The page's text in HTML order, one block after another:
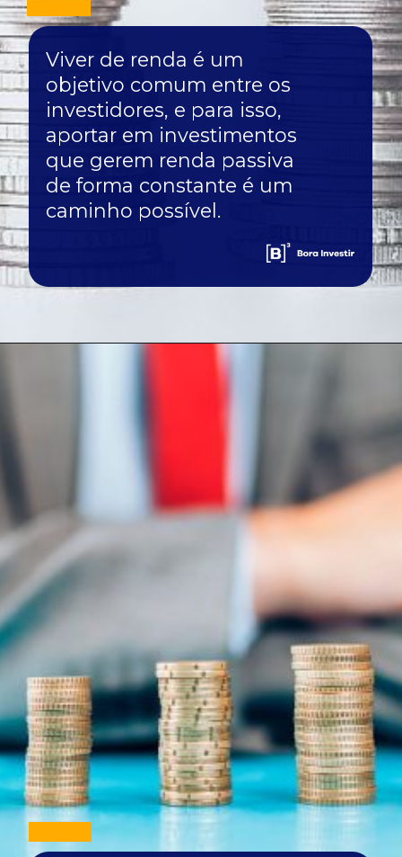
Viver de renda é um
objetivo comum entre os
investidores, e para isso,
aportar em investimentos
que gerem renda passiva
de forma constante é um
caminho possível.